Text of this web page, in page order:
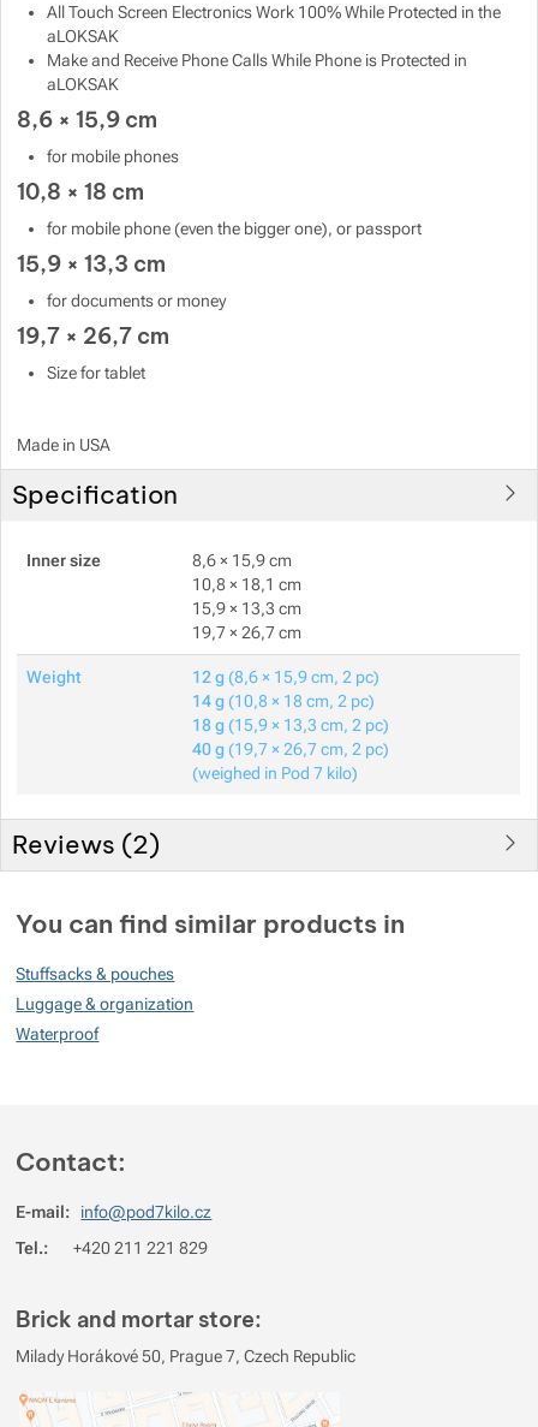
All Touch Screen Electronics Work 100% While Protected in the
aLOKSAK
Make and Receive Phone Calls While Phone is Protected in
aLOKSAK
8,6 × 15,9 cm
for mobile phones
10,8 × 18 cm
for mobile phone (even the bigger one), or passport
15,9 × 13,3 cm
for documents or money
19,7 × 26,7 cm
Size for tablet
Made in USA
Specification
Inner size
8,6 × 15,9 cm
10,8 × 18,1 cm
15,9 × 13,3 cm
19,7 × 26,7 cm
Weight 12 g (8,6 × 15,9 cm, 2 pc)
14 g (10,8 × 18 cm, 2 pc)
18 g (15,9 × 13,3 cm, 2 pc)
40 g (19,7 × 26,7 cm, 2 pc)
(weighed in Pod 7 kilo)
Reviews (2)
50%
50%
Reviews with ratings
0%
Reviews with ratings
0%
Reviews
You can find similar products in
Stuffsacks & pouches
Luggage & organization
Waterproof
Show more
Show more
Contact:
E-mail:
info@pod7kilo.cz
Tel.: +420 211 221 829
Brick and mortar store:
Milady Horákové 50, Prague 7, Czech Republic